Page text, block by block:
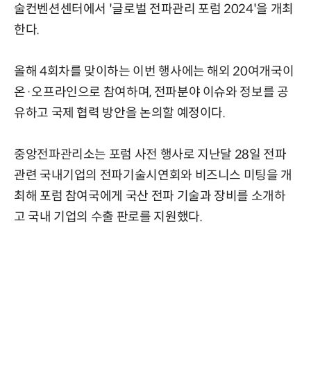
술컨벤션센터에서 '글로벌 전파관리 포럼 2024'을 개최
한다.
올해 4회차를 맞이하는 이번 행사에는 해외 20여개국이
온·오프라인으로 참여하며, 전파분야 이슈와 정보를 공
유하고 국제 협력 방안을 논의할 예정이다.
중앙전파관리소는 포럼 사전 행사로 지난달 28일 전파
관련 국내기업의 전파기술시연회와 비즈니스 미팅을 개
최해 포럼 참여국에게 국산 전파 기술과 장비를 소개하
고 국내 기업의 수출 판로를 지원했다.